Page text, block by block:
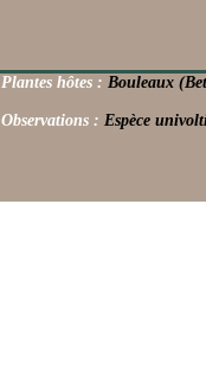
Plantes hôtes : Bouleaux
Observations : Espèce